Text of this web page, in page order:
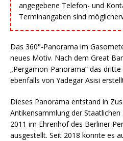
angegebene Telefon- und
Terminangaben sind
Das 360°-Panorama im
neues Motiv. Nach dem Great
„Pergamon-Panorama“ das
ebenfalls von Yadegar Asisi
Dieses Panorama entstand in
Antikensammlung der
2011 im Ehrenhof des Berliner
ausgestellt. Seit 2018 konnte es